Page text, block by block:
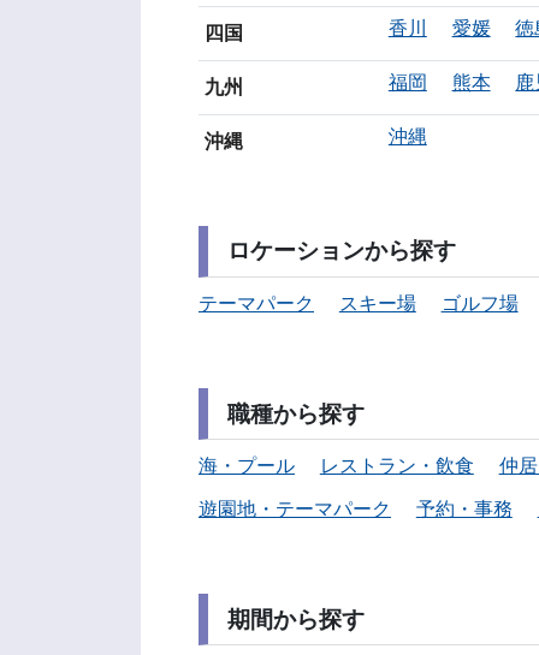
四国 香川 愛媛 徳
九州 福岡 熊本 鹿
沖縄 沖縄
ロケーションから探す
テーマパーク スキー場 ゴルフ場
職種から探す
海・プール レストラン・飲食 仲
遊園地・テーマパーク 予約・事務
期間から探す